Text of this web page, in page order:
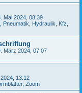
Mai 2024, 08:39
Hydraulik, Kfz,
März 2024, 07:07
13:12
Zoom